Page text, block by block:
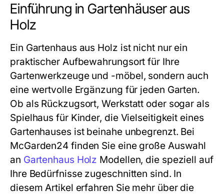
Einführung in Gartenhäuser aus
Holz
Ein Gartenhaus aus Holz ist nicht nur ein
praktischer Aufbewahrungsort für Ihre
Gartenwerkzeuge und -möbel, sondern auch
eine wertvolle Ergänzung für jeden Garten.
Ob als Rückzugsort, Werkstatt oder sogar als
Spielhaus für Kinder, die Vielseitigkeit eines
Gartenhauses ist beinahe unbegrenzt. Bei
McGarden24 finden Sie eine große Auswahl
an Gartenhaus Holz Modellen, die speziell auf
Ihre Bedürfnisse zugeschnitten sind. In
diesem Artikel erfahren Sie mehr über die